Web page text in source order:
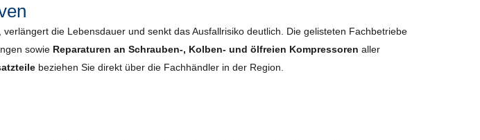
die Lebensdauer und senkt das Ausfallrisiko deutlich. Die gelisteten Fachbetriebe
sowie Reparaturen an Schrauben-, Kolben- und ölfreien Kompressoren aller
beziehen Sie direkt über die Fachhändler in der Region.